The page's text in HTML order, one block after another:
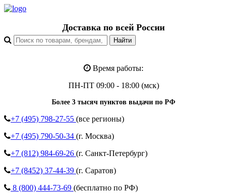
Доставка по всей России
Время работы:
ПН-ПТ 09:00 - 18:00 (мск)
Более 3 тысяч пунктов выдачи по РФ
+7 (495) 798-27-55 (все регионы)
+7 (495) 790-50-34 (г. Москва)
+7 (812) 984-69-26 (г. Санкт-Петербург)
+7 (8452) 37-44-39 (г. Саратов)
8 (800) 444-73-69 (бесплатно по РФ)